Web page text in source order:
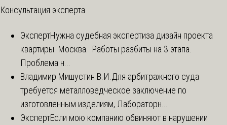
Консультация эксперта
ЭкспертНужна судебная экспертиза дизайн проекта
квартиры. Москва. Работы разбиты на 3 этапа.
Проблема н...
Владимир Мишустин В.И. Для арбитражного суда
требуется металловедческое заключение по
изготовленным изделиям, Лабораторн...
ЭкспертЕсли мою компанию обвиняют в нарушении